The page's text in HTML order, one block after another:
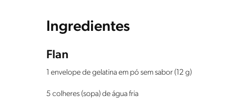
Ingredientes
Flan
1 envelope de gelatina em pó sem sabor (12 g)
5 colheres (sopa) de água fria